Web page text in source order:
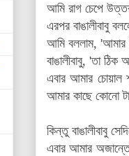
আমি রাগ চেপে
এরপর বাঙালীবাবু
আমি বললাম, 'আমার
বাঙালীবাবু, 'তা
এবার আমার চোয়াল
আমার কাছে কোনো
কিন্তু বাঙালীবাবু
এবার আমার